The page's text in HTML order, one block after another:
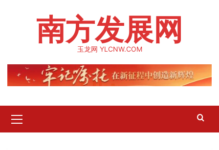
南方发展网
玉龙网 YLCNW.COM
Menu